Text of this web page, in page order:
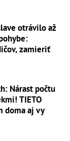
otrávilo až
zamieriť
Nárast počtu
TIETO
doma aj vy